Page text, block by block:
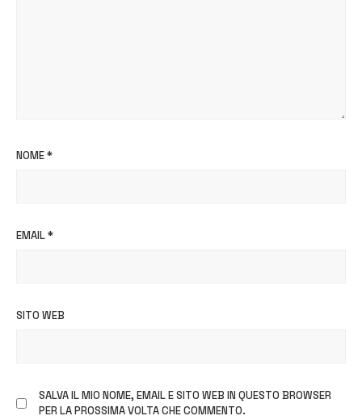
NOME*
EMAIL*
SITO WEB
SALVA IL MIO NOME, EMAIL E SITO WEB IN QUESTO BROWSER
PER LA PROSSIMA VOLTA CHE COMMENTO.